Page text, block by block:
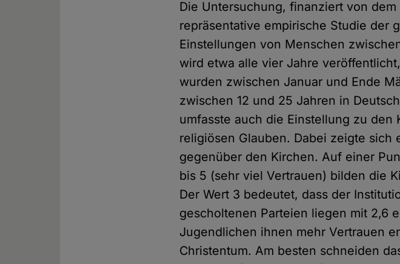
Die Untersuchung, finanziert von
repräsentative empirische Studie der
Einstellungen von Menschen
wird etwa alle vier Jahre
wurden zwischen Januar und Ende
zwischen 12 und 25 Jahren in
umfasste auch die Einstellung zu den
religiösen Glauben. Dabei zeigte sich
gegenüber den Kirchen. Auf einer
bis 5 (sehr viel Vertrauen) bilden die
Der Wert 3 bedeutet, dass der
gescholtenen Parteien liegen mit 2,6
Jugendlichen ihnen mehr Vertrauen
Christentum. Am besten schneiden